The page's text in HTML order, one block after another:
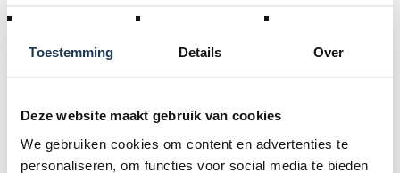
Toestemming Details Over
Deze website maakt gebruik van cookies
We gebruiken cookies om content en advertenties te
personaliseren, om functies voor social media te bieden
look voor je EzyRoller Drifter X? Deze LED-wielen zijn de
genereren licht via een dynamosysteem dat in de naaf van
hoeft te vervangen.
Elke keer dat u rijdt, lichten ze op. Val op, ga op in de look,